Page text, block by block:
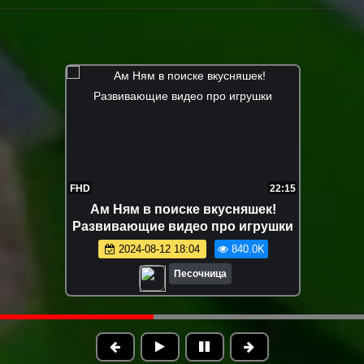
FHD 12:04
Маша Капуки и игрушки на пляже -
Развивающее видео для малышей
2024-08-16 18:41 632.0K
Песочница